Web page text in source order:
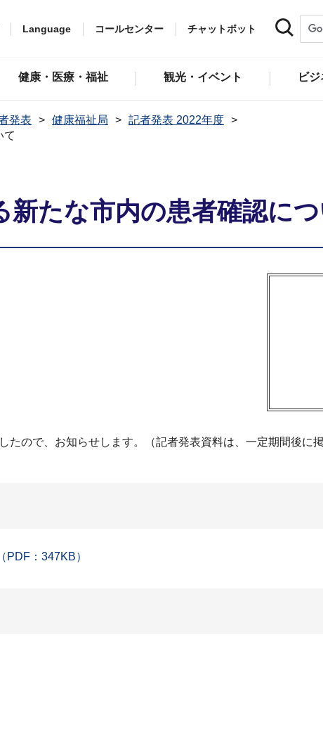
Language コールセンター チャットボット
健康・医療・福祉 観光・イベント ビ
発表 健康福祉局
記者発表 2022年度
て
たな市内の患者確認に
ので、お知らせします。（記者発表資料は、一定期間後に
：347KB）